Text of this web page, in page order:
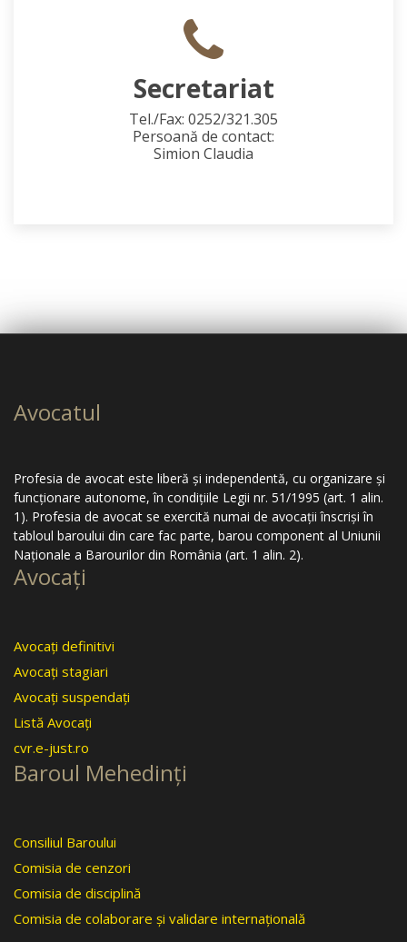
Secretariat
Tel./Fax: 0252/321.305
Persoană de contact:
Simion Claudia
Avocatul
Profesia de avocat este liberă şi independentă, cu organizare şi
funcţionare autonome, în condiţiile Legii nr. 51/1995 (art. 1 alin.
1). Profesia de avocat se exercită numai de avocaţii înscrişi în
tabloul baroului din care fac parte, barou component al Uniunii
Naţionale a Barourilor din România (art. 1 alin. 2).
Avocaţi
Avocaţi definitivi
Avocaţi stagiari
Avocaţi suspendaţi
Listă Avocaţi
cvr.e-just.ro
Baroul Mehedinţi
Consiliul Baroului
Comisia de cenzori
Comisia de disciplină
Comisia de colaborare şi validare internaţională